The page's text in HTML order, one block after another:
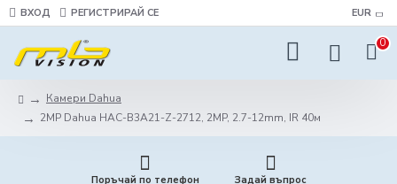
ВХОД РЕГИСТРИРАЙ СЕ EUR
0
Камери Dahua
2MP Dahua HAC-B3A21-Z-2712, 2MP, 2.7-12mm, IR 40м
Поръчай по телефон Задай въпрос